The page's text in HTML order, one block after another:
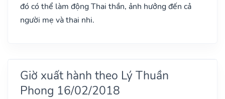
đó có thể làm động Thai thần, ảnh hưởng đến cả
người mẹ và thai nhi.
Giờ xuất hành theo Lý Thuần
Phong 16/02/2018